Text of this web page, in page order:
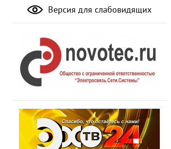
Версия для слабовидящих